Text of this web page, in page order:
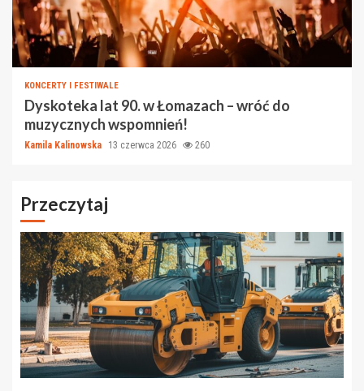
KONCERTY I FESTIWALE
Dyskoteka lat 90. w Łomazach – wróć do
muzycznych wspomnień!
Kamila Kalinowska 13 czerwca 2026 260
Przeczytaj